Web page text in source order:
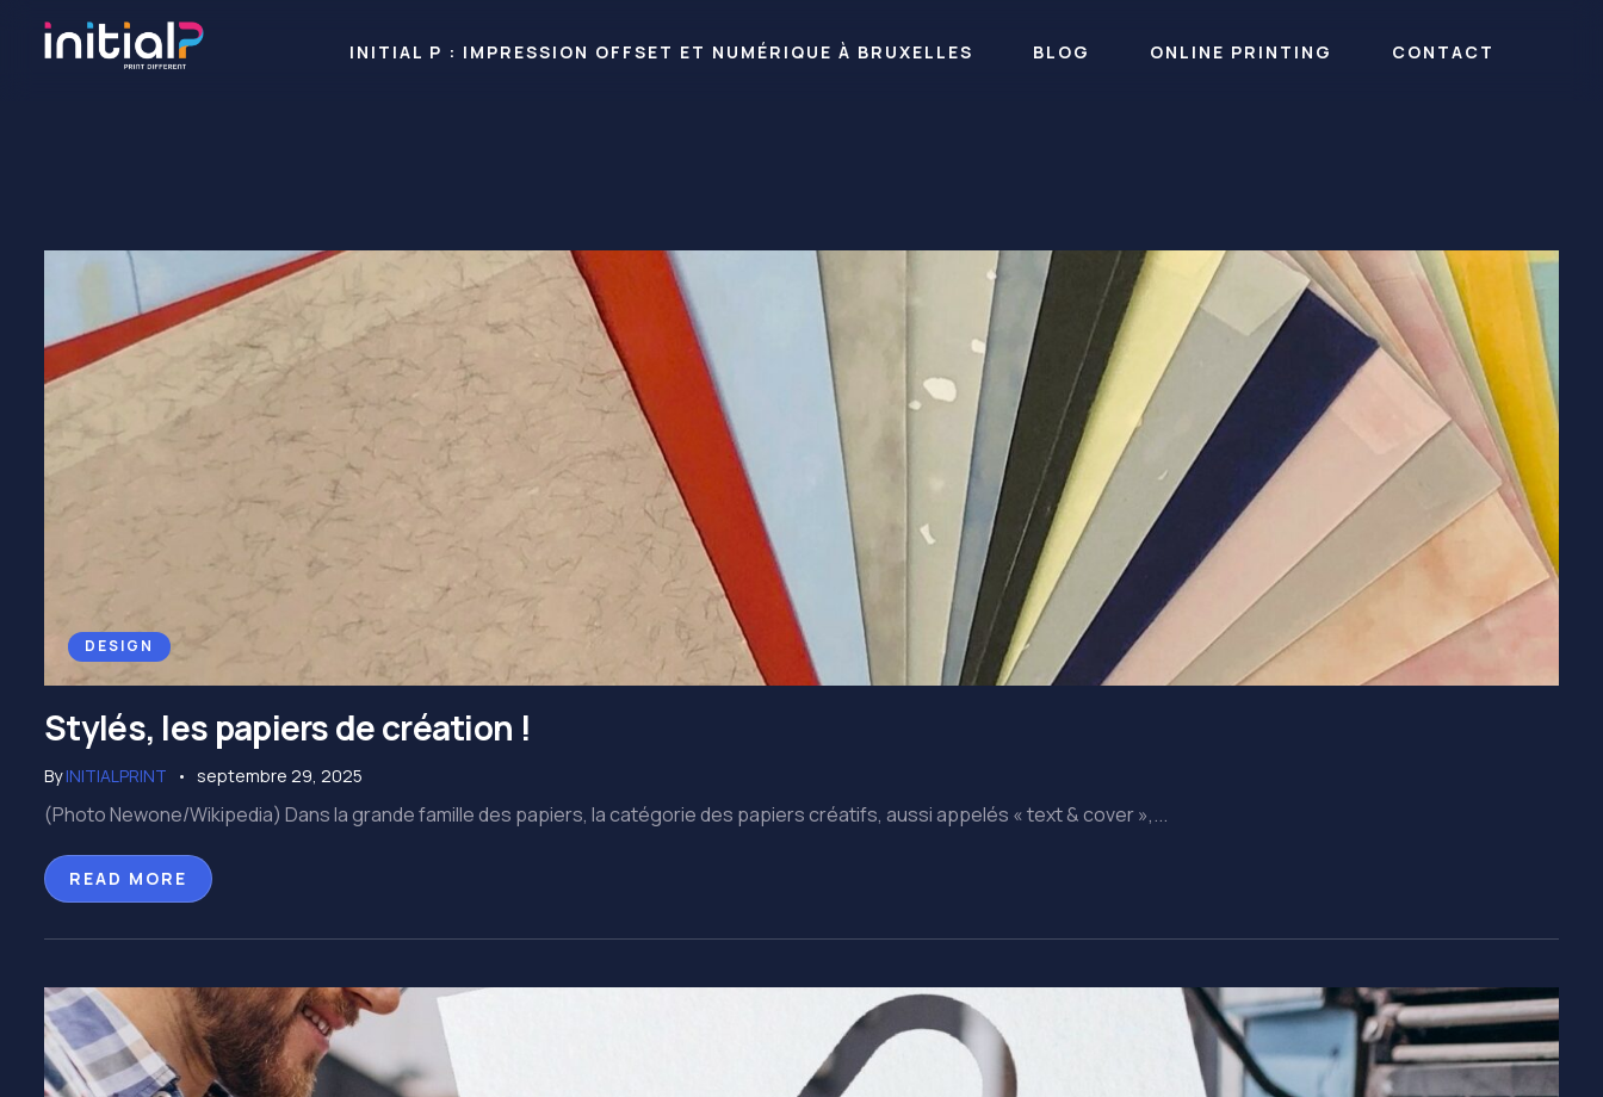
INITIAL P : IMPRESSION OFFSET ET NUMÉRIQUE À BRUXELLES BLOG ONLINE PRINTING CONTACT
DESIGN
Stylés, les papiers de création !
ByINITIALPRINT septembre 29, 2025
(Photo Newone/Wikipedia) Dans la grande famille des papiers, la catégorie des papiers créatifs, aussi appelés « text & cover »,...
READ MORE